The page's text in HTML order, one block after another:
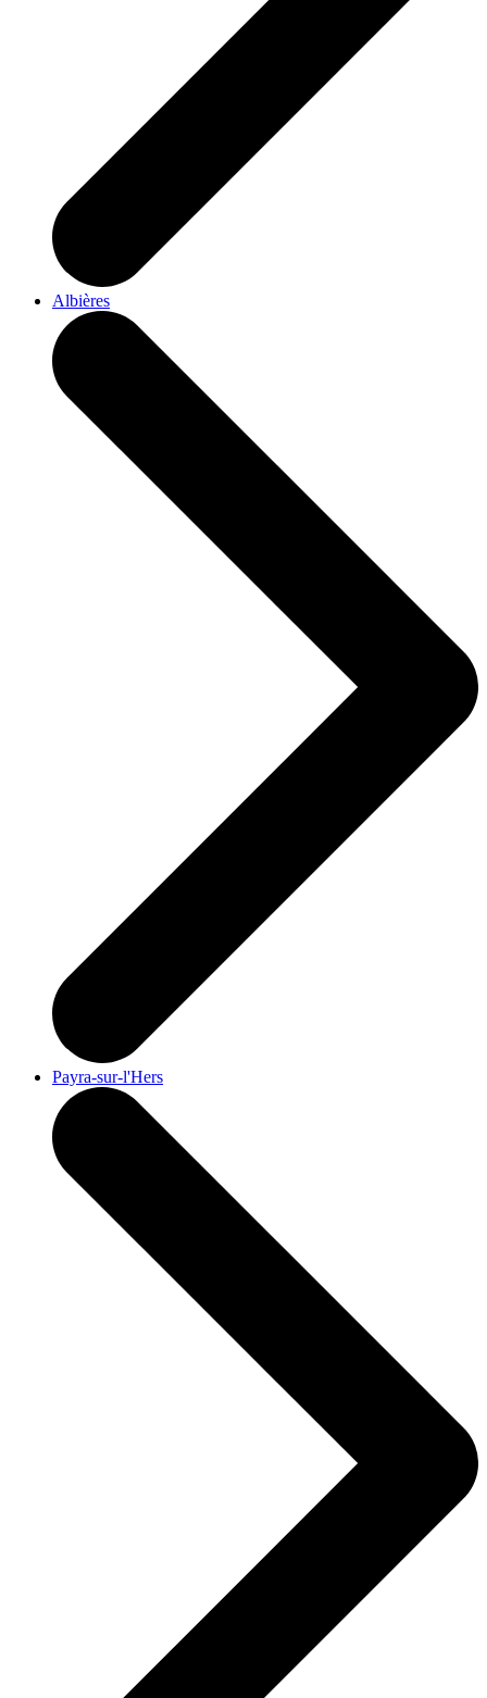
Albières
Payra-sur-l'Hers